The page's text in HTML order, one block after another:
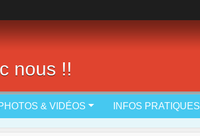
nous !!
& VIDÉOS INFOS PRATIQUES